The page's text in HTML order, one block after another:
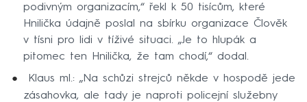
podivným organizacím,“ řekl k 50 tisícům, které
Hnilička údajně poslal na sbírku organizace Člověk
v tísni pro lidi v tíživé situaci. „Je to hlupák a
pitomec ten Hnilička, že tam chodí,“ dodal.
Klaus ml.: „Na schůzi strejců někde v hospodě jede
zásahovka, ale tady je naproti policejní služebny